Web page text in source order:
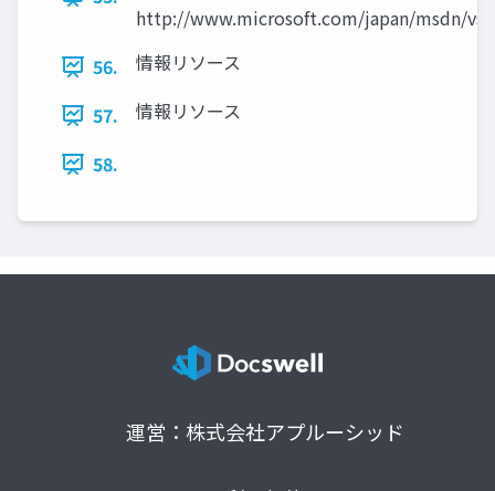
http://www.microsoft.com/japan/msdn/
56.
情報リソース
57.
情報リソース
58.
運営：株式会社アプルーシッド